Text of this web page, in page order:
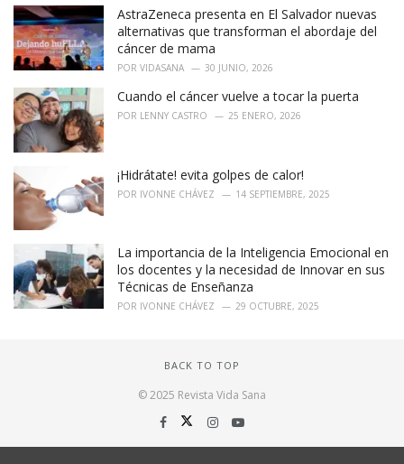
AstraZeneca presenta en El Salvador nuevas
alternativas que transforman el abordaje del
cáncer de mama
POR VIDASANA 30 JUNIO, 2026
Cuando el cáncer vuelve a tocar la puerta
POR LENNY CASTRO 25 ENERO, 2026
¡Hidrátate! evita golpes de calor!
POR IVONNE CHÁVEZ 14 SEPTIEMBRE, 2025
La importancia de la Inteligencia Emocional en
los docentes y la necesidad de Innovar en sus
Técnicas de Enseñanza
POR IVONNE CHÁVEZ 29 OCTUBRE, 2025
BACK TO TOP
© 2025 Revista Vida Sana